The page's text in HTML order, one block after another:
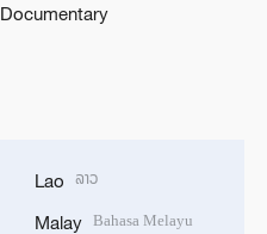
Documentary
Lao ລາວ
Malay Bahasa Melayu